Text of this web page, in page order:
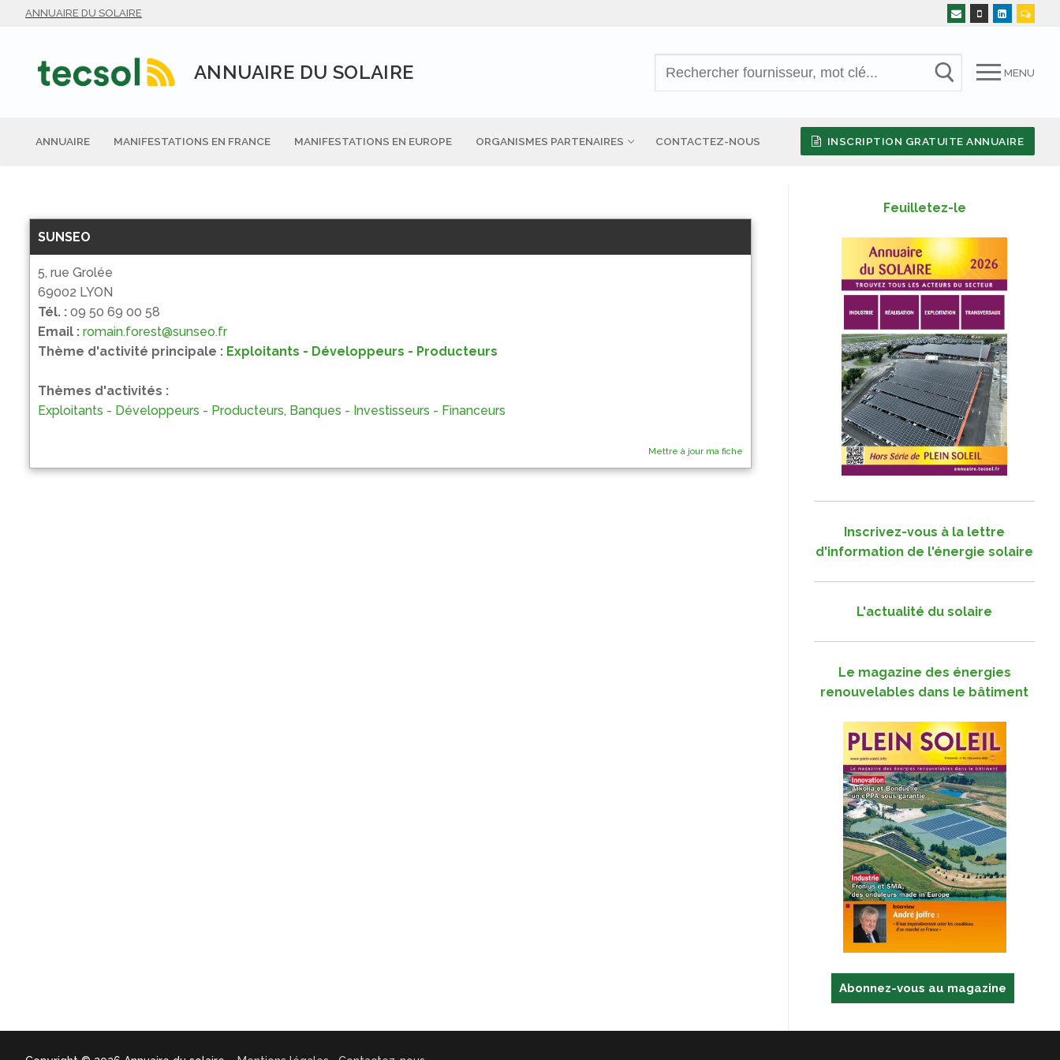
ANNUAIRE DU SOLAIRE
ANNUAIRE DU SOLAIRE MENU
ANNUAIRE MANIFESTATIONS EN FRANCE MANIFESTATIONS EN EUROPE ORGANISMES PARTENAIRES CONTACTEZ-NOUS INSCRIPTION GRATUITE ANNUAIRE
SUNSEO
5, rue Grolée
69002 LYON
Tél. : 09 50 69 00 58
Email : romain.forest@sunseo.fr
Thème d'activité principale : Exploitants - Développeurs - Producteurs
Thèmes d'activités :
Exploitants - Développeurs - Producteurs, Banques - Investisseurs - Financeurs
Mettre à jour ma fiche
Feuilletez-le
Inscrivez-vous à la lettre
d'information de l'énergie solaire
L'actualité du solaire
Le magazine des énergies
renouvelables dans le bâtiment
Abonnez-vous au magazine